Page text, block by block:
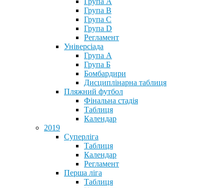
Група B
Група С
Група D
Регламент
Універсіада
Група А
Група Б
Бомбардири
Дисциплінарна таблиця
Пляжний футбол
Фінальна стадія
Таблиця
Календар
2019
Суперліга
Таблиця
Календар
Регламент
Перша ліга
Таблиця